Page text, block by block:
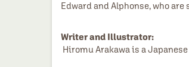
SCOLARESTI
MUZICA
HOME & DECO
Edward and Alphonse, who
Writer and Illustrator:
Hiromu Arakawa is a